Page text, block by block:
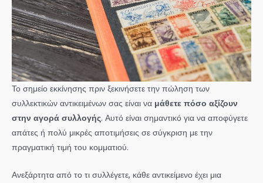
Το σημείο εκκίνησης πριν ξεκινήσετε την πώληση των
συλλεκτικών αντικειμένων σας είναι να μάθετε πόσο αξίζουν
στην αγορά συλλογής. Αυτό είναι σημαντικό για να αποφύγετε
απάτες ή πολύ μικρές αποτιμήσεις σε σύγκριση με την
πραγματική τιμή του κομματιού.
Ανεξάρτητα από το τι συλλέγετε, κάθε αντικείμενο έχει μια